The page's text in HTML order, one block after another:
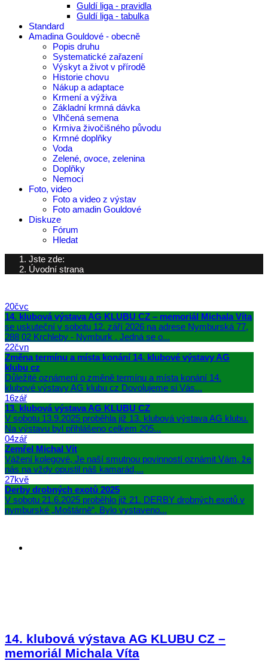
Guldí liga - pravidla
Guldí liga - tabulka
Standard
Amadina Gouldové - obecně
Popis druhu
Systematické zařazení
Výskyt a život v přírodě
Historie chovu
Nákup a adaptace
Krmení a výživa
Základní krmná dávka
Vlhčená semena
Krmiva živočišného původu
Krmné doplňky
Voda
Zelené, ovoce, zelenina
Doplňky
Nemoci
Foto, video
Foto a video z výstav
Foto amadin Gouldové
Diskuze
Fórum
Hledat
Jste zde:
Úvodní strana
20čvc
14. klubová výstava AG KLUBU CZ – memoriál Michala Víta
se uskuteční v sobotu 12. září 2026 na adrese Nymburská 77,
288 02 Krchleby - Nymburk . Jedná se o...
22čvn
Změna termínu a místa konání 14. klubové výstavy AG
klubu cz
Důležité oznámení o změně termínu a místa konání 14.
klubové výstavy AG klubu cz Dovolujeme si Vás...
16zář
13. klubová výstava AG KLUBU CZ
V sobotu 13.9.2025 proběhla již 13. klubová výstava AG klubu.
Na výstavu byl přihlášeno celkem 205...
04zář
Zemřel Michal Vít
Vážení kolegové, Je naší smutnou povinností oznámit Vám, že
nás na vždy opustil náš kamarád,...
27kvě
Derby drobných exotů 2025
V sobotu 21.6.2025 proběhlo již 21. DERBY drobných exotů v
nymburské „Moštárně“. Bylo vystaveno...
14. klubová výstava AG KLUBU CZ –
memoriál Michala Víta